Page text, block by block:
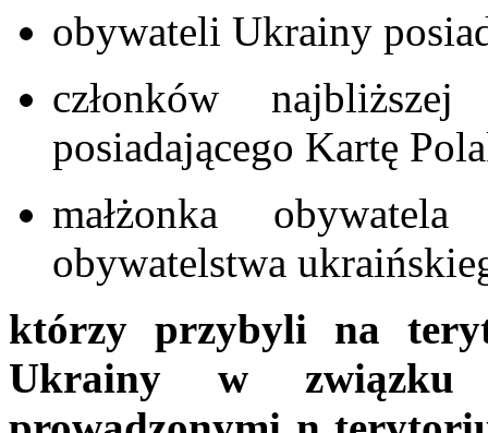
obywateli Ukrainy
członków
posiadającego Kartę
małżonka
obywatelstwa
którzy przybyli na
Ukrainy w związku